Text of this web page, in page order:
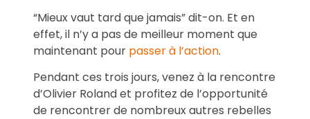
“Mieux vaut tard que jamais” dit-on. Et en
effet, il n’y a pas de meilleur moment que
maintenant pour passer à l’action.
Pendant ces trois jours, venez à la rencontre
d’Olivier Roland et profitez de l’opportunité
de rencontrer de nombreux autres rebelles